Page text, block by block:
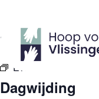
inhoud
« Alle Evenementen
Evenementenreeks:
Dagwijding